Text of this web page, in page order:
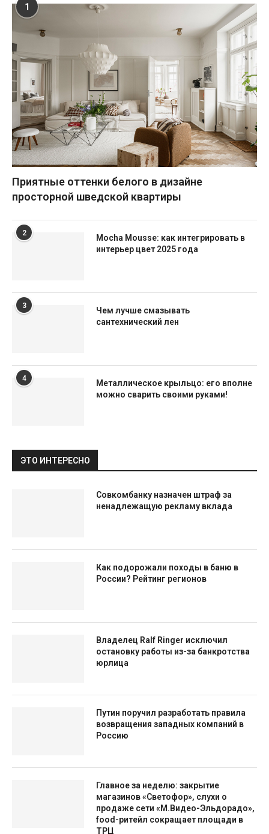
1
Приятные оттенки белого в дизайне
просторной шведской квартиры
2
Mocha Mousse: как интегрировать в
интерьер цвет 2025 года
3
Чем лучше смазывать
сантехнический лен
4
Металлическое крыльцо: его вполне
можно сварить своими руками!
ЭТО ИНТЕРЕСНО
Совкомбанку назначен штраф за
ненадлежащую рекламу вклада
Как подорожали походы в баню в
России? Рейтинг регионов
Владелец Ralf Ringer исключил
остановку работы из-за банкротства
юрлица
Путин поручил разработать правила
возвращения западных компаний в
Россию
Главное за неделю: закрытие
магазинов «Светофор», слухи о
продаже сети «М.Видео-Эльдорадо»,
food-ритейл сокращает площади в
ТРЦ